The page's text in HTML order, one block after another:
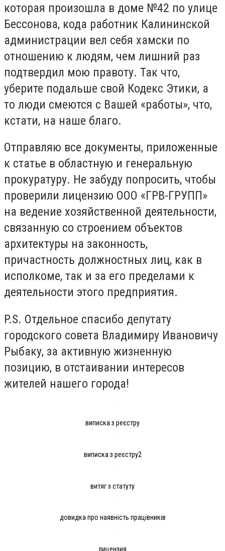
которая произошла в доме №42 по улице
Бессонова, кода работник Калининской
администрации вел себя хамски по
отношению к людям, чем лишний раз
подтвердил мою правоту. Так что,
уберите подальше свой Кодекс Этики, а
то люди смеются с Вашей «работы», что,
кстати, на наше благо.
Отправляю все документы, приложенные
к статье в областную и генеральную
прокуратуру. Не забуду попросить, чтобы
проверили лицензию ООО «ГРВ-ГРУПП»
на ведение хозяйственной деятельности,
связанную со строением объектов
архитектуры на законность,
причастность должностных лиц, как в
исполкоме, так и за его пределами к
деятельности этого предприятия.
P.S. Отдельное спасибо депутату
городского совета Владимиру Ивановичу
Рыбаку, за активную жизненную
позицию, в отстаивании интересов
жителей нашего города!
виписка з реєстру
виписка з реєстру2
витяг з статуту
довидка про наявність працівників
лицензия